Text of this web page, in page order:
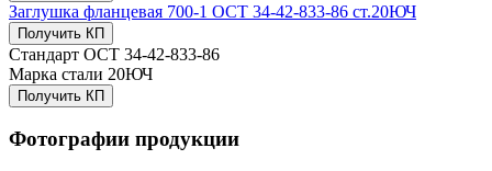
Заглушка фланцевая 700-1 ОСТ 34-42-833-86 ст.20ЮЧ
Получить КП
Стандарт ОСТ 34-42-833-86
Марка стали 20ЮЧ
Получить КП
Фотографии продукции